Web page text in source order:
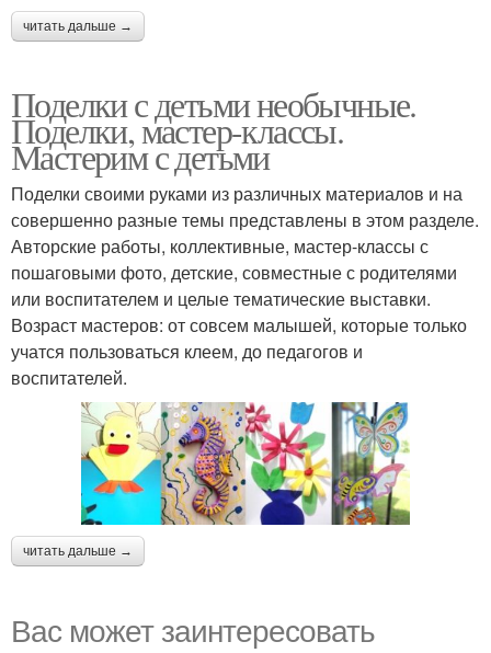
читать дальше →
Поделки с детьми необычные.
Поделки, мастер-классы.
Мастерим с детьми
Поделки своими руками из различных материалов и на
совершенно разные темы представлены в этом разделе.
Авторские работы, коллективные, мастер-классы с
пошаговыми фото, детские, совместные с родителями
или воспитателем и целые тематические выставки.
Возраст мастеров: от совсем малышей, которые только
учатся пользоваться клеем, до педагогов и
воспитателей.
читать дальше →
Вас может заинтересовать